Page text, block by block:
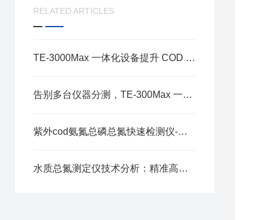
RELATED ARTICLES
TE-3000Max 一体化设备提升 COD 氨氮总磷总氮化验效率
告别多台仪器分测，TE-300Max 一体化设备提升 COD 氨氮总磷总氮检测效率
紫外cod氨氮总磷总氮快速检测仪-选天尔-按需定制
水质总氮测定仪技术分析：精准高效的总氮检测核心技术拆解